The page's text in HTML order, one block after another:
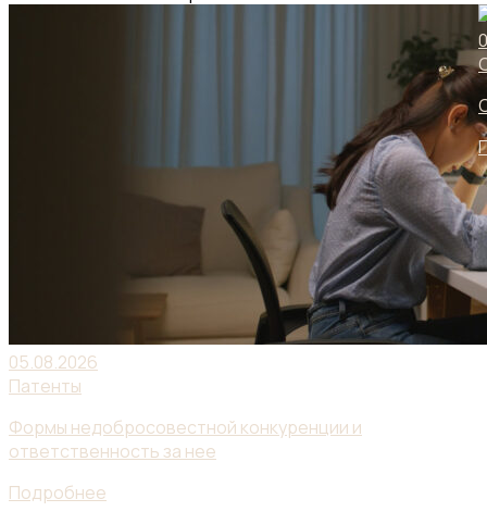
05.08.2026
Патенты
Формы недобросовестной конкуренции и
ответственность за нее
Подробнее